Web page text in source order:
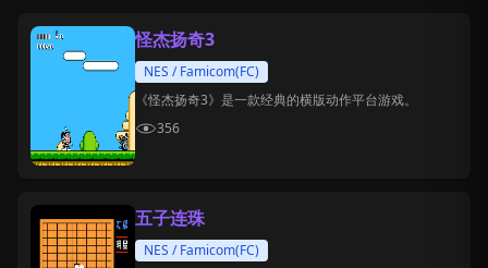
怪杰扬奇3
NES / Famicom(FC)
《怪杰扬奇3》是一款经典的横版动作平台游戏。
356
五子连珠
NES / Famicom(FC)